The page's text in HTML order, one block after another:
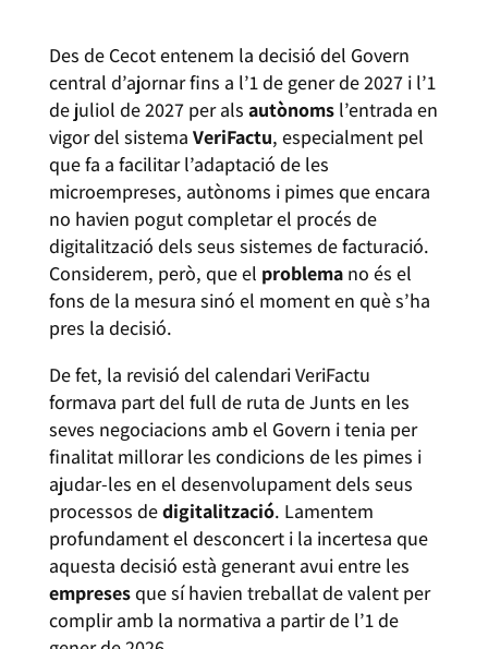
Des de Cecot entenem la decisió del Govern
central d’ajornar fins a l’1 de gener de 2027 i l’1
de juliol de 2027 per als autònoms l’entrada en
vigor del sistema VeriFactu, especialment pel
que fa a facilitar l’adaptació de les
microempreses, autònoms i pimes que encara
no havien pogut completar el procés de
digitalització dels seus sistemes de facturació.
Considerem, però, que el problema no és el
fons de la mesura sinó el moment en què s’ha
pres la decisió.
​De fet, la revisió del calendari VeriFactu
formava part del full de ruta de Junts en les
seves negociacions amb el Govern i tenia per
finalitat millorar les condicions de les pimes i
ajudar-les en el desenvolupament dels seus
processos dedigitalització. Lamentem
profundament el desconcert i la incertesa que
aquesta decisió està generant avui entre les
empresesque sí havien treballat de valent per
complir amb la normativa a partir de l’1 de